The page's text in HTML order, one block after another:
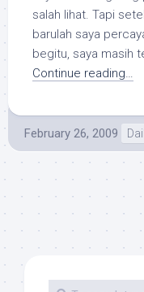
salah lihat. Tapi
barulah saya
begitu, saya masih
Continue reading…
February 26, 2009